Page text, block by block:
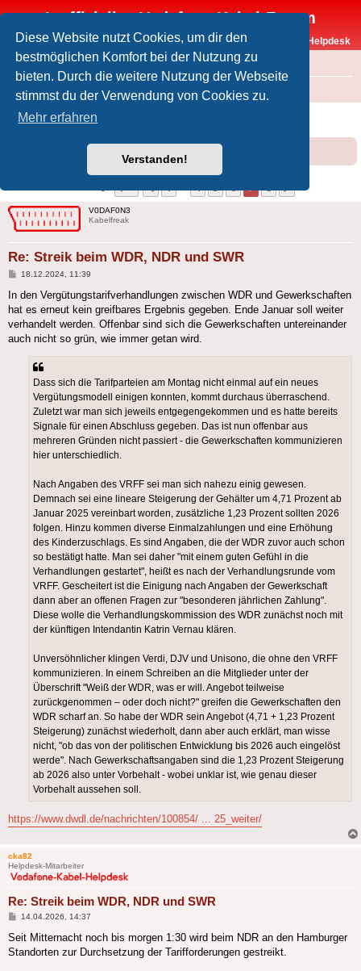
Diese Website nutzt Cookies, um dir den
bestmöglichen Komfort bei der Nutzung zu
bieten. Durch die weitere Nutzung der Webseite
stimmst du der Verwendung von Cookies zu.
Mehr erfahren
Verstanden!
Inoffizielles Vodafone-Kabel-Forum
Vodafone-Kabel-Helpdesk
FAQ
Foren-Übersicht Offtopic
Streik beim WDR, NDR und SWR
Vorherige
1 4 5 6 7 8 Nächste
V0DAF0N3
Kabelfreak
Re: Streik beim WDR, NDR und SWR
Beitrag
18.12.2024, 11:39
In den Vergütungstarifverhandlungen zwischen WDR und Gewerkschaften
hat es erneut kein greifbares Ergebnis gegeben. Ende Januar soll weiter
verhandelt werden. Offenbar sind sich die Gewerkschaften untereinander
auch nicht so grün, wie immer getan wird.
Dass sich die Tarifparteien am Montag nicht einmal auf ein neues
Vergütungsmodell einigen konnten, kommt durchaus überraschend.
Zuletzt war man sich jeweils entgegengekommen und es hatte bereits
Signale für einen Abschluss gegeben. Das ist nun offenbar aus
mehreren Gründen nicht passiert - die Gewerkschaften kommunizieren
hier unterschiedlich.
Nach Angaben des VRFF sei man sich nahezu einig gewesen.
Demnach sei eine lineare Steigerung der Gehälter um 4,71 Prozent ab
Januar 2025 vereinbart worden, zusätzliche 1,23 Prozent sollten 2026
folgen. Hinzu kommen diverse Einmalzahlungen und eine Erhöhung
des Kinderzuschlags. Es sind Angaben, die der WDR zuvor auch schon
so bestätigt hatte. Man sei daher "mit einem guten Gefühl in die
Verhandlungen gestartet", heißt es nach der Verhandlungsrunde vom
VRFF. Gescheitert ist die Einigung nach Angaben der Gewerkschaft
dann aber an offenen Fragen zur "besonderen jährlichen Zahlung".
Diese wolle die Verhandlungskommission des WDR zunächst noch mit
der künftigen Intendantin Katrin Vernau klären.
Unversöhnlicher klingen Verdi, DJV und Unisono, die ohne den VRFF
kommunizieren. In einem Schreiben an die Mitglieder unter der
Überschrift "Weiß der WDR, was er will. Angebot teilweise
zurückgenommen – oder doch nicht?" greifen die Gewerkschaften den
WDR scharf an. So habe der WDR sein Angebot (4,71 + 1,23 Prozent
Steigerung) zunächst wiederholt, dann aber auch erklärt, man wisse
nicht, "ob das von der politischen Entwicklung bis 2026 auch eingelöst
werde". Nach Gewerkschaftsangaben sind die 1,23 Prozent Steigerung
ab 2026 also unter Vorbehalt - wobei unklar ist, wie genau dieser
Vorbehalt aussehen soll.
https://www.dwdl.de/nachrichten/100854/ ... 25_weiter/
cka82
Helpdesk-Mitarbeiter
Re: Streik beim WDR, NDR und SWR
Beitrag
14.04.2026, 14:37
Seit Mitternacht noch bis morgen 1:30 wird beim NDR an den Hamburger
Standorten zur Durchsetzung der Tarifforderungen gestreikt.